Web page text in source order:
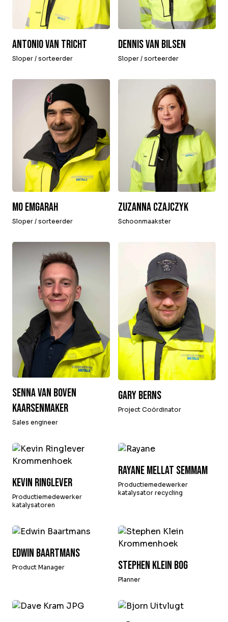
Antonio van Tricht
Sloper / sorteerder
Dennis van Bilsen
Sloper / sorteerder
Mo Emgarah
Sloper / sorteerder
Zuzanna Czajczyk
Schoonmaakster
Senna van Boven
Kaarsenmaker
Sales engineer
Gary Berns
Project Coördinator
Kevin Ringlever
Productiemedewerker
katalysatoren
Rayane Mellat Semmam
Productiemedewerker
katalysator recycling
Edwin Baartmans
Product Manager Stephen Klein Bog
Planner